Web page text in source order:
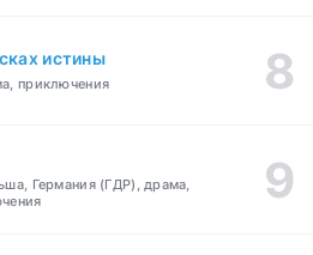
истины
приключения
Германия (ГДР), драма,